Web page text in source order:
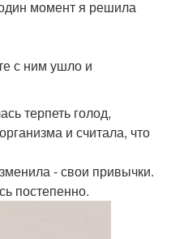
момент я решила
с ним ушло и
терпеть голод,
и считала, что
- свои привычки.
постепенно.